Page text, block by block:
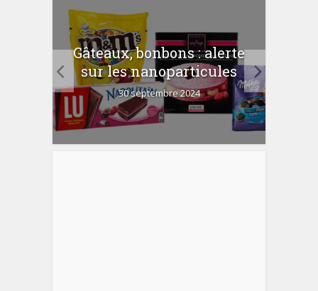
Gâteaux, bonbons : alerte
sur les nanoparticules
30 septembre 2024